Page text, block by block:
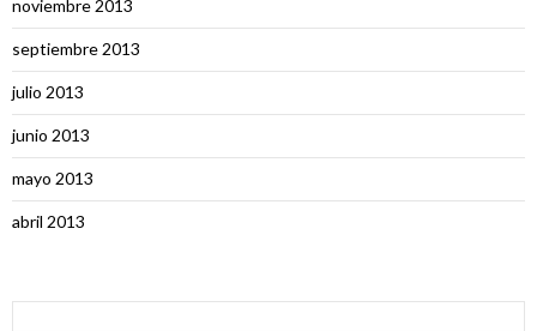
noviembre 2013
septiembre 2013
julio 2013
junio 2013
mayo 2013
abril 2013